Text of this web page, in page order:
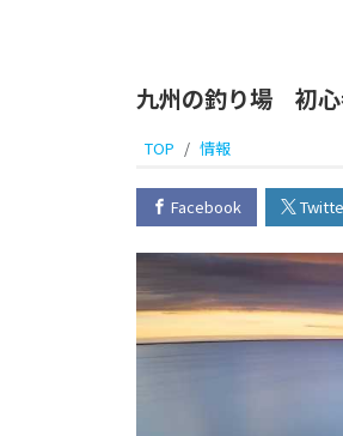
九州の釣り場 初心
TOP 情報
Facebook